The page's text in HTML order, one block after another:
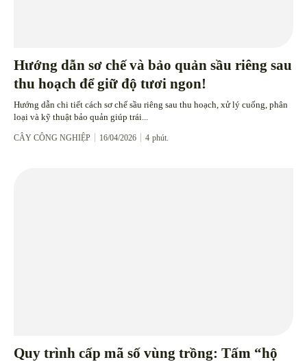
Hướng dẫn sơ chế và bảo quản sầu riêng sau
thu hoạch để giữ độ tươi ngon!
Hướng dẫn chi tiết cách sơ chế sầu riêng sau thu hoạch, xử lý cuống, phân
loại và kỹ thuật bảo quản giúp trái...
CÂY CÔNG NGHIỆP 16/04/2026 4 phút.
Quy trình cấp mã số vùng trồng: Tấm “hộ